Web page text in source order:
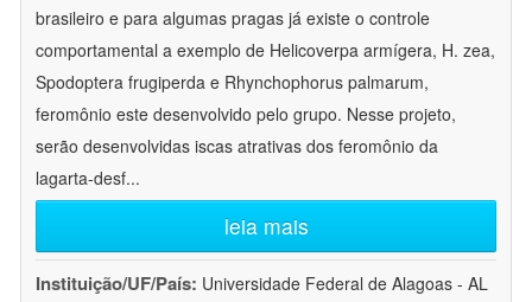
brasileiro e para algumas pragas já existe o controle
comportamental a exemplo de Helicoverpa armígera, H. zea,
Spodoptera frugiperda e Rhynchophorus palmarum,
feromônio este desenvolvido pelo grupo. Nesse projeto,
serão desenvolvidas iscas atrativas dos feromônio da
lagarta-desf...
leia mais
Instituição/UF/País: Universidade Federal de Alagoas - AL